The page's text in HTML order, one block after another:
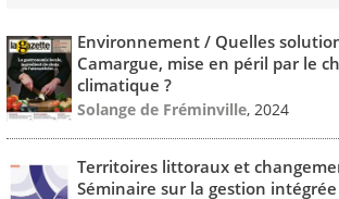
Environnement / Quelles
Camargue, mise en péril par le
climatique ?
Solange de Fréminville, 2024
Territoires littoraux et
Séminaire sur la gestion